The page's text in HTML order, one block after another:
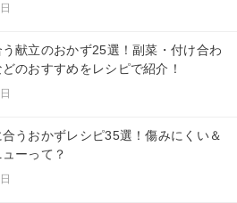
献立のおかず25選！副菜・付け合わ
のおすすめをレシピで紹介！
うおかずレシピ35選！傷みにくい＆
ーって？